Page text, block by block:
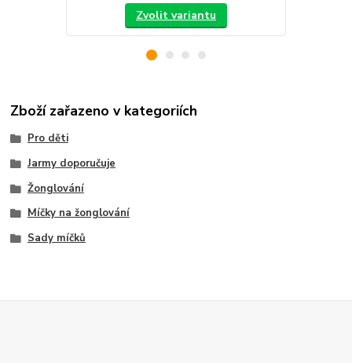
Zvolit variantu
Zboží zařazeno v kategoriích
Pro děti
Jarmy doporučuje
Žonglování
Míčky na žonglování
Sady míčků